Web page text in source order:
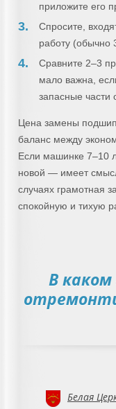
приложите его
Спросите,
работу (обычно
Сравните 2–3
мало важна,
запасные части
Цена замены
баланс между
Если машинке 7–10
новой — имеет
случаях грамотная
спокойную и тихую
В
Белая